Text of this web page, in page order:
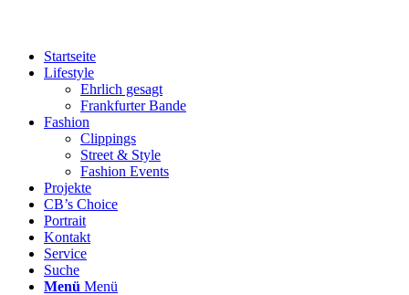
Startseite
Lifestyle
Ehrlich gesagt
Frankfurter Bande
Fashion
Clippings
Street & Style
Fashion Events
Projekte
CB’s Choice
Portrait
Kontakt
Service
Suche
Menü Menü